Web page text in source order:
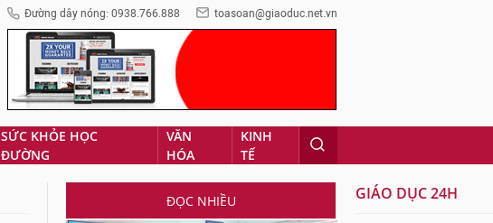
Đường dây nóng: 0938.766.888 toasoan@giaoduc.net.vn
SỨC KHỎE HỌC
ĐƯỜNG
VĂN
HÓA
KINH
TẾ
ĐỌC NHIỀU GIÁO DỤC 24H